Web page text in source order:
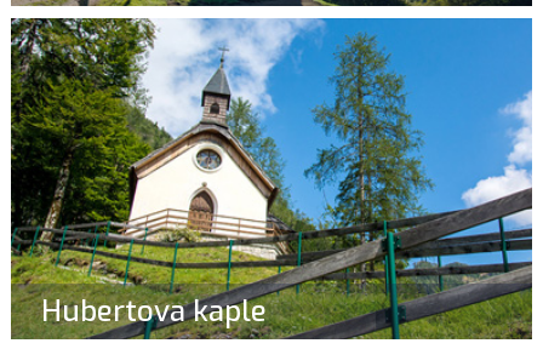
Hubertova kaple